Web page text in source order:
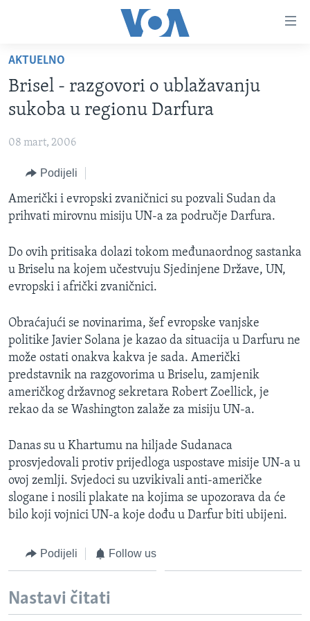
glavni
sadržaj
Pređi
na
glavnu
pretragu
TV PROGRAM
VIDEO
FOTOGRAFIJE DANA
VIJESTI
SJEDINJENE AMERIČKE DRŽAVE
BOSNA I HERCEGOVINA
NAUKA I TEHNOLOGIJA
SPECIJALNI PROJEKTI
KORUPCIJA
SLOBODA MEDIJA
ŽENSKA STRANA
IZBJEGLIČKA STRANA
MAGAZIN
O GLASU AMERIKE
Learning English
Jezici
AKTUELNO
Brisel - razgovori o ublažavanju
sukoba u regionu Darfura
08 mart, 2006
Podijeli
Američki i evropski zvaničnici su pozvali Sudan da
prihvati mirovnu misiju UN-a za područje Darfura.
Do ovih pritisaka dolazi tokom međunaordnog sastanka
u Briselu na kojem učestvuju Sjedinjene Države, UN,
evropski i afrički zvaničnici.
Obraćajući se novinarima, šef evropske vanjske
politike Javier Solana je kazao da situacija u Darfuru ne
može ostati onakva kakva je sada. Američki
predstavnik na razgovorima u Briselu, zamjenik
američkog državnog sekretara Robert Zoellick, je
rekao da se Washington zalaže za misiju UN-a.
Danas su u Khartumu na hiljade Sudanaca
prosvjedovali protiv prijedloga uspostave misije UN-a u
ovoj zemlji. Svjedoci su uzvikivali anti-američke
slogane i nosili plakate na kojima se upozorava da će
bilo koji vojnici UN-a koje dođu u Darfur biti ubijeni.
Podijeli Follow us
Nastavi čitati